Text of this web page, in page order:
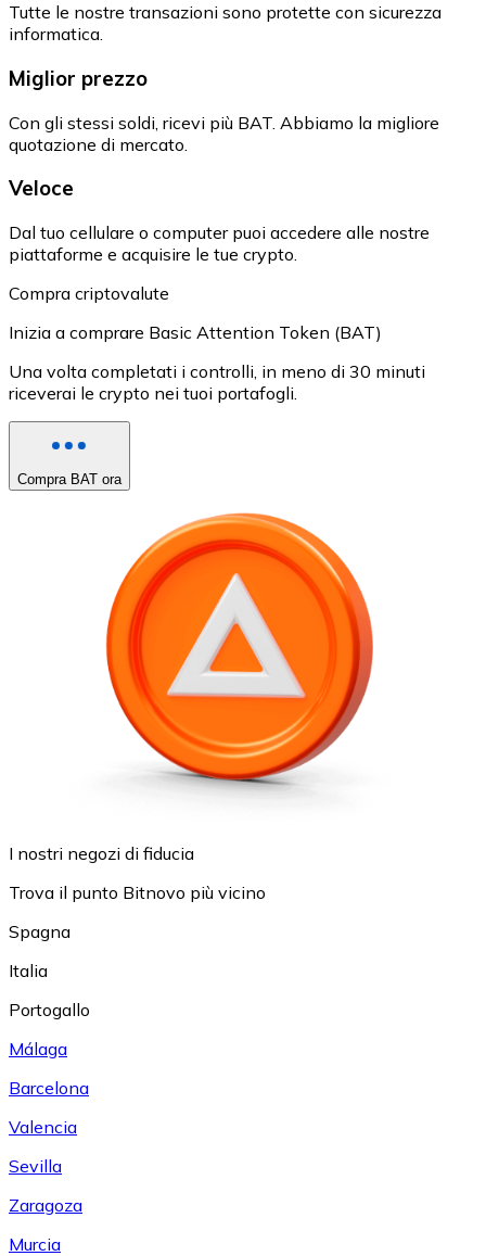
Tutte le nostre transazioni sono protette con sicurezza
informatica.
Miglior prezzo
Con gli stessi soldi, ricevi più BAT. Abbiamo la migliore
quotazione di mercato.
Veloce
Dal tuo cellulare o computer puoi accedere alle nostre
piattaforme e acquisire le tue crypto.
Compra criptovalute
Inizia a comprare Basic Attention Token (BAT)
Una volta completati i controlli, in meno di 30 minuti
riceverai le crypto nei tuoi portafogli.
Compra BAT ora
I nostri negozi di fiducia
Trova il punto Bitnovo più vicino
Spagna
Italia
Portogallo
Málaga
Barcelona
Valencia
Sevilla
Zaragoza
Murcia